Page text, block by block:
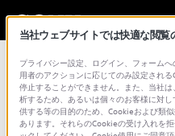
総合サポート・お
QZ-10
当社ウェブサイトでは快適な閲覧
プライバシー設定、ログイン、フォーム
用者のアクションに応じてのみ設定され
停止することができません。また、当社
析するため、あるいは個々のお客様に対
供する等の目的のため、Cookieおよび類
あります。それらのCookieの受け入れを